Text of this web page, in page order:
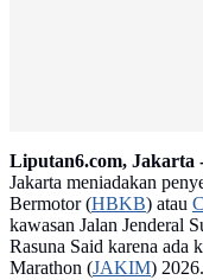
Liputan6.com, Jakarta
Jakarta meniadakan
Bermotor (HBKB) atau
kawasan Jalan Jenderal
Rasuna Said karena ada
Marathon (JAKIM) 2026.